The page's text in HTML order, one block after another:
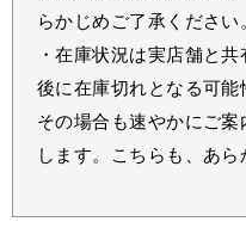
らかじめご了承ください
・在庫状況は実店舗と
後に在庫切れとなる可能
その場合も速やかにご
します。こちらも、あら